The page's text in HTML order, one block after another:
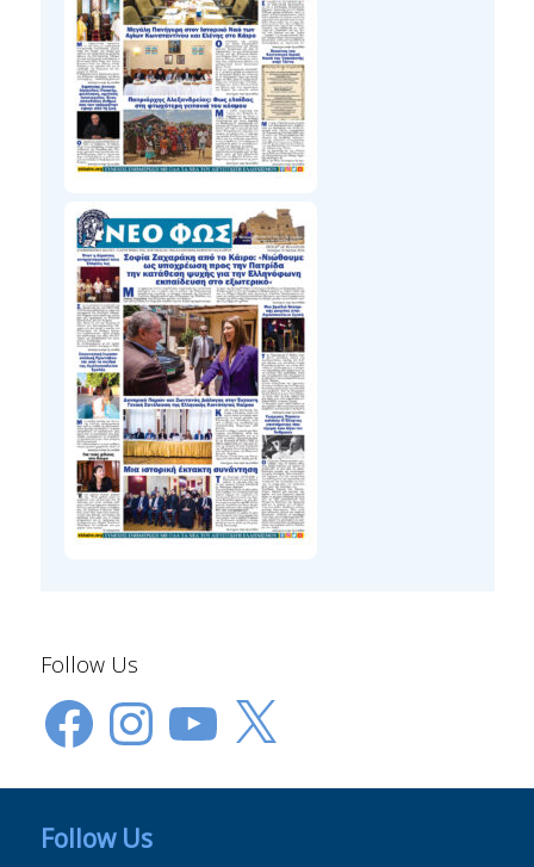
Follow Us
FacebookInstagramYouTube
X
Follow Us